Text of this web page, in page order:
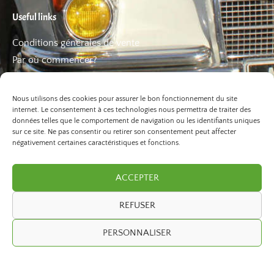
Nous utilisons des cookies pour assurer le bon fonctionnement du site
internet. Le consentement à ces technologies nous permettra de traiter des
données telles que le comportement de navigation ou les identifiants uniques
sur ce site. Ne pas consentir ou retirer son consentement peut affecter
négativement certaines caractéristiques et fonctions.
ACCEPTER
REFUSER
PERSONNALISER
Useful links
Conditions générales de vente
Par où commencer?
Les bons plans
©2026 Paris Balade. All Rights Reserved.